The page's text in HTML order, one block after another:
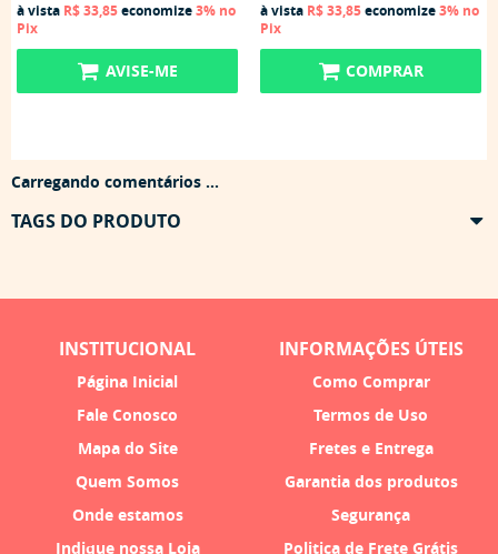
à vista R$ 33,85economize3% no
Pix
AVISE-ME
à vista R$ 33,85economize3% no
Pix
COMPRAR
Carregando comentários ...
TAGS DO PRODUTO
INSTITUCIONAL
Página Inicial
Fale Conosco
Mapa do Site
Quem Somos
Onde estamos
Indique nossa Loja
INFORMAÇÕES ÚTEIS
Como Comprar
Termos de Uso
Fretes e Entrega
Garantia dos produtos
Segurança
Politica de Frete Grátis